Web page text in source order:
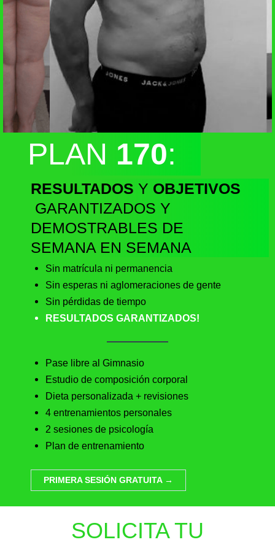
PLAN 170:
RESULTADOS Y OBJETIVOS
GARANTIZADOS Y
DEMOSTRABLES DE
SEMANA EN SEMANA
Sin matrícula ni permanencia
Sin esperas ni aglomeraciones de gente
Sin pérdidas de tiempo
RESULTADOS GARANTIZADOS!
Pase libre al Gimnasio
Estudio de composición corporal
Dieta personalizada + revisiones
4 entrenamientos personales
2 sesiones de psicología
Plan de entrenamiento
PRIMERA SESIÓN GRATUITA →
SOLICITA TU